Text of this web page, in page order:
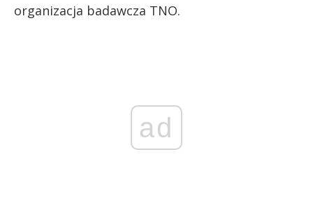
organizacja badawcza TNO.
ad